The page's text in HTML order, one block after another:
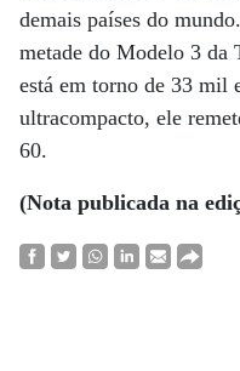
demais países do
metade do Modelo 3 da
está em torno de 33 mil
ultracompacto, ele
60.
(Nota publicada na